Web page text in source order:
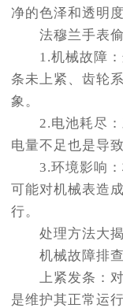
净的色泽和透明
法穆兰手表偷
1.机械故障：
条未上紧、齿轮
象。
2.电池耗尽：
电量不足也是导
3.环境影响：
可能对机械表造
行。
处理方法大
机械故障排查
上紧发条：对
是维护其正常运